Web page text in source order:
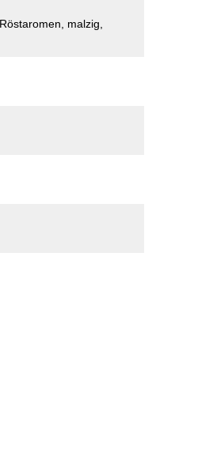
malzig,